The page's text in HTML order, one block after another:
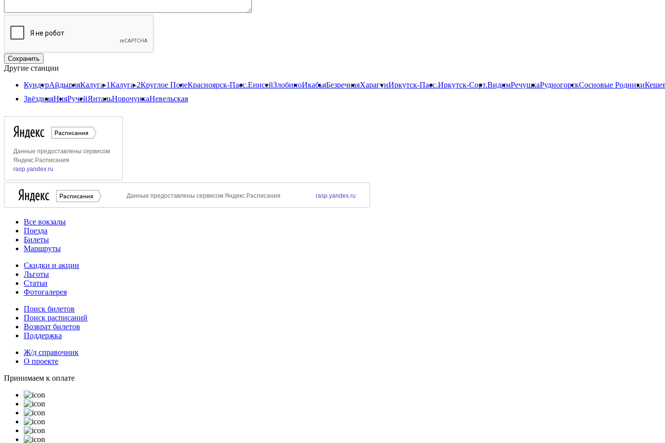
Другие станции
КундурАйдырляКалуга-1Калуга-2Круглое ПолеКрасноярск-Пасс.ЕнисейЗлобиноИкабьяБезречнаяХарагунИркутск-Пасс.Иркутск-Сорт.ВидимРечушкаРудногорскСосновые Родники
ЗвёзднаяНияРучейЯнтальНовочункаНевельская
Все вокзалы
Поезда
Билеты
Маршруты
Скидки и акции
Льготы
Статьи
Фотогалерея
Поиск билетов
Поиск расписаний
Возврат билетов
Поддержка
Ж/д справочник
О проекте
Принимаем к оплате